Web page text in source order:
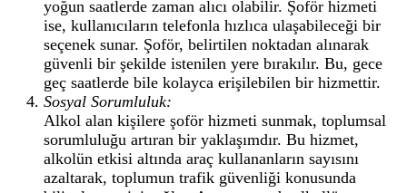
yoğun saatlerde zaman alıcı olabilir. Şoför hizmeti
ise, kullanıcıların telefonla hızlıca ulaşabileceği bir
seçenek sunar. Şoför, belirtilen noktadan alınarak
güvenli bir şekilde istenilen yere bırakılır. Bu, gece
geç saatlerde bile kolayca erişilebilen bir hizmettir.
Sosyal Sorumluluk:
Alkol alan kişilere şoför hizmeti sunmak, toplumsal
sorumluluğu artıran bir yaklaşımdır. Bu hizmet,
alkolün etkisi altında araç kullananların sayısını
azaltarak, toplumun trafik güvenliği konusunda